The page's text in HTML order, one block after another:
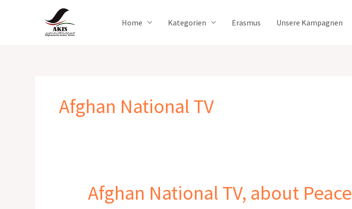
Home Kategorien Erasmus Unsere Kampagnen
Afghan National TV
Afghan National TV, about Peace
Afghan
National